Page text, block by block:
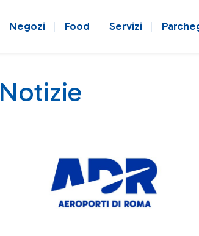
Negozi Food Servizi
Notizie